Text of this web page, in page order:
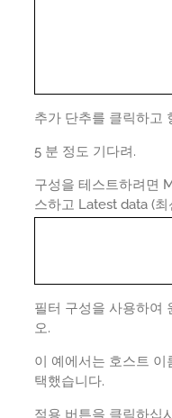
추가 단추를 클릭하고
5 분 정도 기다려.
구성을 테스트하려면
스하고 Latest data (
필터 구성을 사용하여
오.
이 예에서는 호스트
택했습니다.
적용 버튼을 클릭하십